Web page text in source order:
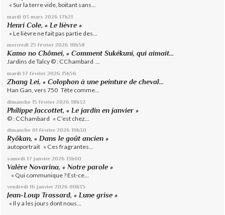
« Sur la terre vide, boitant sans...
mardi 03 mars 2026 17h21
Henri Cole, « Le lièvre »
« Le lièvre ne fait pas partie des...
mercredi 25 février 2026 18h58
Kamo no Chômei, « Comment Sukékuni, qui aimait...
Jardins de Talcy © : CChambard ...
mardi 17 février 2026 15h56
Zhang Lei, « Colophon à une peinture de cheval...
Han Gan, vers 750 Tête comme...
dimanche 15 février 2026 18h32
Philippe Jaccottet, « Le jardin en janvier »
© : CChambard « C’est chez...
dimanche 01 février 2026 19h30
Ryôkan, « Dans le goût ancien »
autoportrait « Ces fragrantes...
samedi 17 janvier 2026 13h00
Valère Novarina, « Notre parole »
« Qui communique ? Est-ce...
vendredi 16 janvier 2026 00h35
Jean-Loup Trassard, « Lune grise »
« Il y a les jours dont nous...